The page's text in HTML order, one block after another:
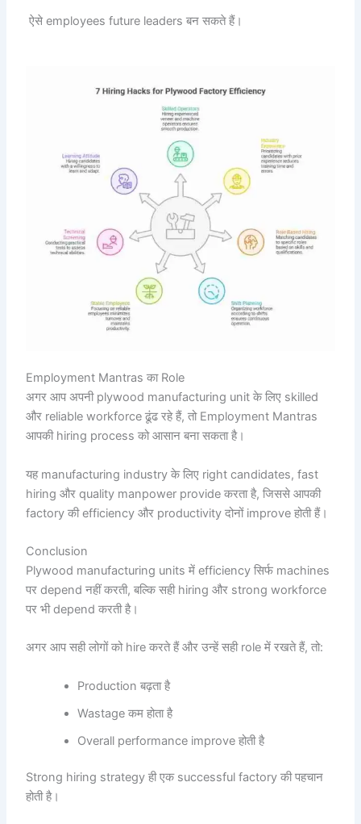
ऐसे employees future leaders बन सकते हैं।
Employment Mantras का Role
अगर आप अपनी plywood manufacturing unit के लिए skilled
और reliable workforce ढूंढ रहे हैं, तो Employment Mantras
आपकी hiring process को आसान बना सकता है।
यह manufacturing industry के लिए right candidates, fast
hiring और quality manpower provide करता है, जिससे आपकी
factory की efficiency और productivity दोनों improve होती हैं।
Conclusion
Plywood manufacturing units में efficiency सिर्फ machines
पर depend नहीं करती, बल्कि सही hiring और strong workforce
पर भी depend करती है।
अगर आप सही लोगों को hire करते हैं और उन्हें सही role में रखते हैं, तो:
Production बढ़ता है
Wastage कम होता है
Overall performance improve होती है
Strong hiring strategy ही एक successful factory की पहचान
होती है।